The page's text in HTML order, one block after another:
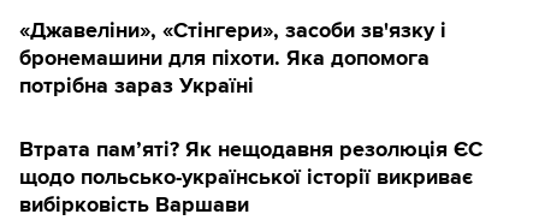
«Джавеліни», «Стінгери», засоби зв'язку і
бронемашини для піхоти. Яка допомога
потрібна зараз Україні
Втрата пам’яті? Як нещодавня резолюція ЄС
щодо польсько-української історії викриває
вибірковість Варшави